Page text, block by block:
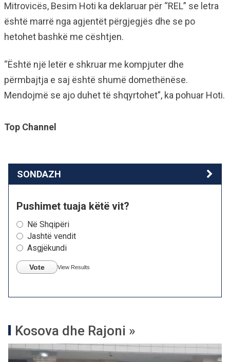
Mitrovicës, Besim Hoti ka deklaruar për “REL” se letra
është marrë nga agjentët përgjegjës dhe se po
hetohet bashkë me cështjen.
“Është një letër e shkruar me kompjuter dhe
përmbajtja e saj është shumë domethënëse.
Mendojmë se ajo duhet të shqyrtohet”, ka pohuar Hoti.
Top Channel
SONDAZH
Pushimet tuaja këtë vit?
Në Shqipëri
Jashtë vendit
Asgjëkundi
Vote View Results
Kosova dhe Rajoni »